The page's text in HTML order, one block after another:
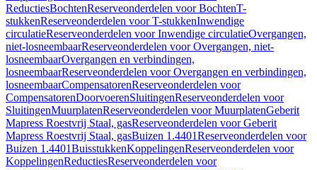
ReductiesBochtenReserveonderdelen voor BochtenT-
stukkenReserveonderdelen voor T-stukkenInwendige
circulatieReserveonderdelen voor Inwendige circulatieOvergangen,
niet-losneembaarReserveonderdelen voor Overgangen, niet-
losneembaarOvergangen en verbindingen,
losneembaarReserveonderdelen voor Overgangen en verbindingen,
losneembaarCompensatorenReserveonderdelen voor
CompensatorenDoorvoerenSluitingenReserveonderdelen voor
SluitingenMuurplatenReserveonderdelen voor MuurplatenGeberit
Mapress Roestvrij Staal, gasReserveonderdelen voor Geberit
Mapress Roestvrij Staal, gasBuizen 1.4401Reserveonderdelen voor
Buizen 1.4401BuisstukkenKoppelingenReserveonderdelen voor
KoppelingenReductiesReserveonderdelen voor